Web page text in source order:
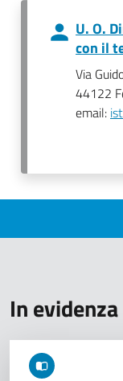
U. O.
con il
Via
44122
email:
In evidenza